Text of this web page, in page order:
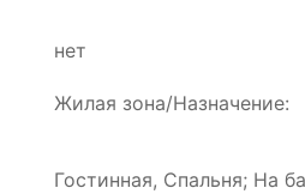
нет
Жилая зона/Назначение:
Гостинная, Спальня; На